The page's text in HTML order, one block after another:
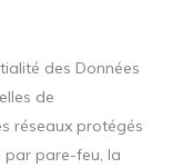
des Données
de
réseaux protégés
pare-feu, la